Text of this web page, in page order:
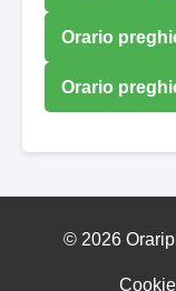
Orario
Orario
© 2026